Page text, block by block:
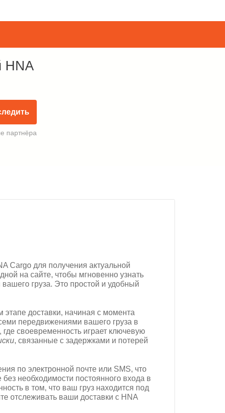
HNA
партнёра
Cargo для получения актуальной
на сайте, чтобы мгновенно узнать
груза. Это простой и удобный
этапе доставки, начиная с момента
передвижениями вашего груза в
своевременность играет ключевую
, связанные с задержками и потерей
по электронной почте или SMS, что
необходимости постоянного входа в
в том, что ваш груз находится под
отслеживать ваши доставки с HNA